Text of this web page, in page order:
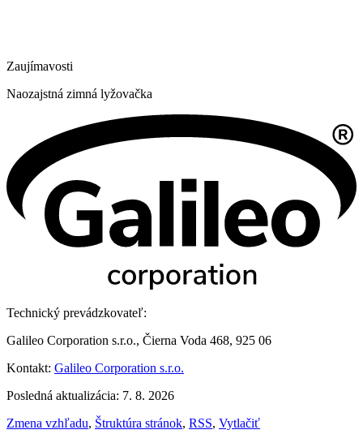
Zaujímavosti
Naozajstná zimná lyžovačka
Technický prevádzkovateľ:
Galileo Corporation s.r.o., Čierna Voda 468, 925 06
Kontakt: Galileo Corporation s.r.o.
Posledná aktualizácia: 7. 8. 2026
Zmena vzhľadu, Štruktúra stránok, RSS, Vytlačiť